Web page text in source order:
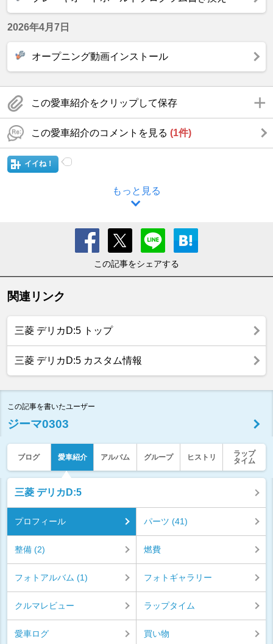
2026年4月7日
オープニング動画インストール
この愛車紹介をクリップして保存
この愛車紹介のコメントを見る (1件)
イイね！
もっと見る
この記事をシェアする
関連リンク
三菱 デリカD:5 トップ
三菱 デリカD:5 カスタム情報
この記事を書いたユーザー
ジーマ0303
ブログ 愛車紹介 アルバム グループ ヒストリ
ラップ
タイム
三菱 デリカD:5
プロフィール パーツ (41)
整備 (2) 燃費
フォトアルバム (1) フォトギャラリー
クルマレビュー ラップタイム
愛車ログ 買い物